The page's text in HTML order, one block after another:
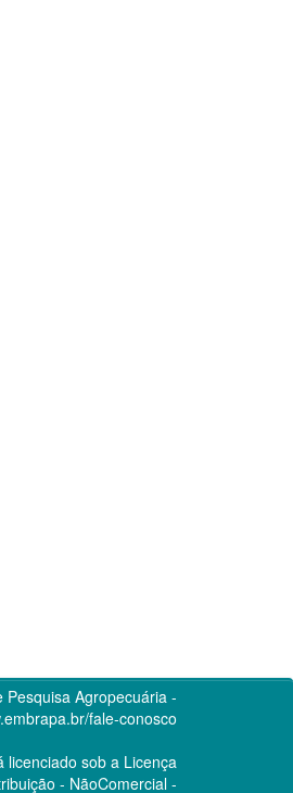
Pesquisa Agropecuária -
fale-conosco
sob a Licença
- NãoComercial -